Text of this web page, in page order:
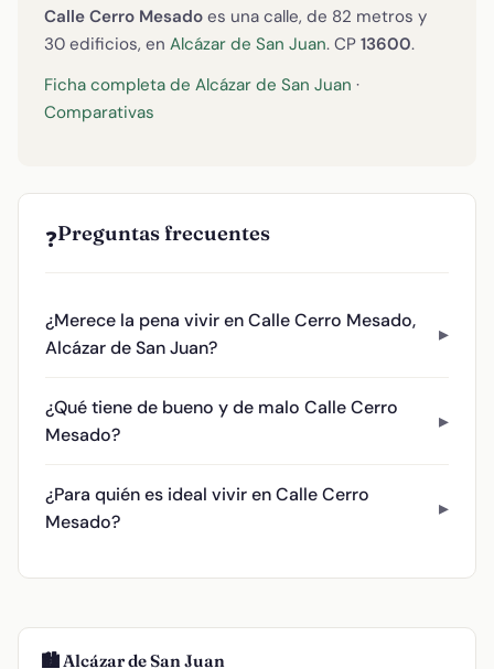
Calle Cerro Mesado es una calle, de 82 metros y
30 edificios, en Alcázar de San Juan. CP 13600.
Ficha completa de Alcázar de San Juan ·
Comparativas
❓Preguntas frecuentes
¿Merece la pena vivir en Calle Cerro Mesado,
Alcázar de San Juan?
¿Qué tiene de bueno y de malo Calle Cerro
Mesado?
¿Para quién es ideal vivir en Calle Cerro
Mesado?
🏙️ Alcázar de San Juan